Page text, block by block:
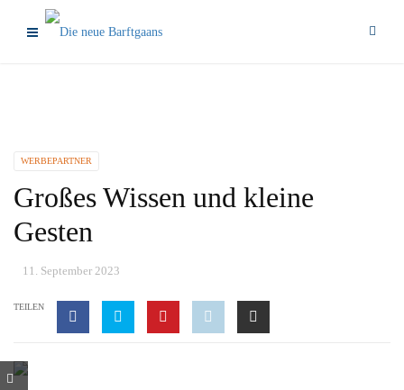
WERBEPARTNER
Großes Wissen und kleine
Gesten
11. September 2023
TEILEN